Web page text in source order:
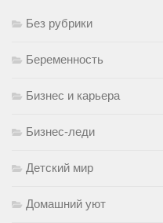
Без рубрики
Беременность
Бизнес и карьера
Бизнес-леди
Детский мир
Домашний уют